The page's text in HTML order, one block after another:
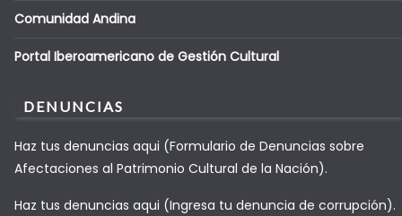
Comunidad Andina
Portal Iberoamericano de Gestión Cultural
DENUNCIAS
Haz tus denuncias aqui (Formulario de Denuncias sobre
Afectaciones al Patrimonio Cultural de la Nación).
Haz tus denuncias aqui (Ingresa tu denuncia de corrupción).